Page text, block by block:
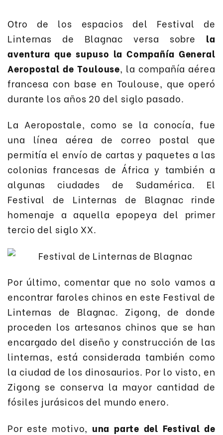
Otro de los espacios del Festival de
Linternas de Blagnac versa sobre la
aventura que supuso la Compañía General
Aeropostal de Toulouse, la compañía aérea
francesa con base en Toulouse, que operó
durante los años 20 del siglo pasado.
La Aeropostale, como se la conocía, fue
una línea aérea de correo postal que
permitía el envío de cartas y paquetes a las
colonias francesas de África y también a
algunas ciudades de Sudamérica. El
Festival de Linternas de Blagnac rinde
homenaje a aquella epopeya del primer
tercio del siglo XX.
Por último, comentar que no solo vamos a
encontrar faroles chinos en este Festival de
Linternas de Blagnac. Zigong, de donde
proceden los artesanos chinos que se han
encargado del diseño y construcción de las
linternas, está considerada también como
la ciudad de los dinosaurios. Por lo visto, en
Zigong se conserva la mayor cantidad de
fósiles jurásicos del mundo enero.
Por este motivo, una parte del Festival de